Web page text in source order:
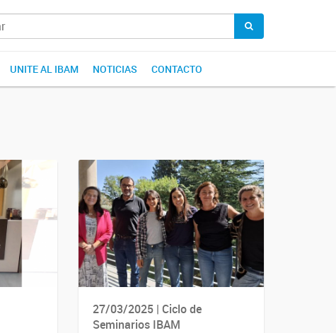
UNITE AL IBAM NOTICIAS CONTACTO
27/03/2025 | Ciclo de
Seminarios IBAM